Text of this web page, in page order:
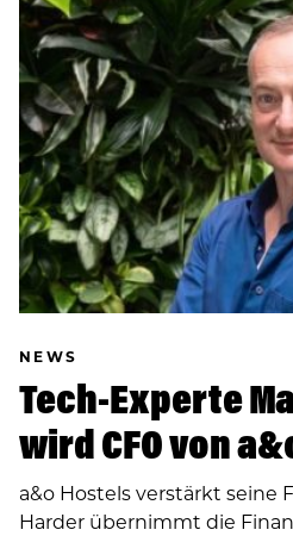
NEWS
Tech-Experte
wird CFO von
a&o Hostels verstärkt seine
Harder übernimmt die